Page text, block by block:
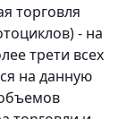
торговля
- на
трети всех
на данную